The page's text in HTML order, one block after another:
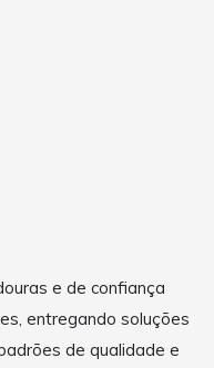
e de confiança
entregando soluções
de qualidade e